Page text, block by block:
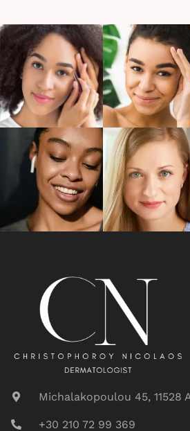
Michalakopoulou 45, 11528
+30 210 72 99 369